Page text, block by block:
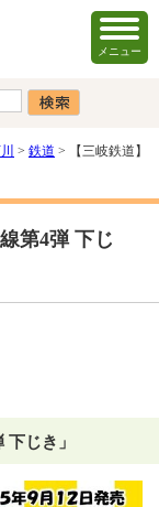
メニュー
> 鉄道 > 【三岐鉄道】
第4弾 下じ
じき」